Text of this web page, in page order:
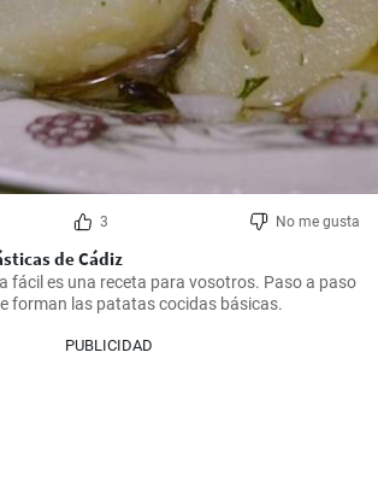
3 No me gusta
de Cádiz
fácil es una receta para vosotros. Paso a paso
forman las patatas cocidas básicas.
PUBLICIDAD